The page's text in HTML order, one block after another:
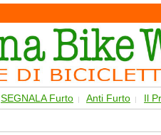
SEGNALA Furto | Anti Furto | Il